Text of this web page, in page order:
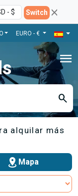
Switch
EURO - €
menu
search
alquilar más
Mapa